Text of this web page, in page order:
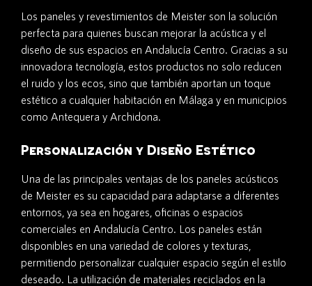
Los paneles y revestimientos de Meister son la solución
perfecta para quienes buscan mejorar la acústica y el
diseño de sus espacios en Andalucía Centro. Gracias a su
innovadora tecnología, estos productos no solo reducen
el ruido y los ecos, sino que también aportan un toque
estético a cualquier habitación en Málaga y en municipios
como Antequera y Archidona.
Personalización y Diseño Estético
Una de las principales ventajas de los paneles acústicos
de Meister es su capacidad para adaptarse a diferentes
entornos, ya sea en hogares, oficinas o espacios
comerciales en Andalucía Centro. Los paneles están
disponibles en una variedad de colores y texturas,
permitiendo personalizar cualquier espacio según el estilo
deseado. La utilización de materiales reciclados en la